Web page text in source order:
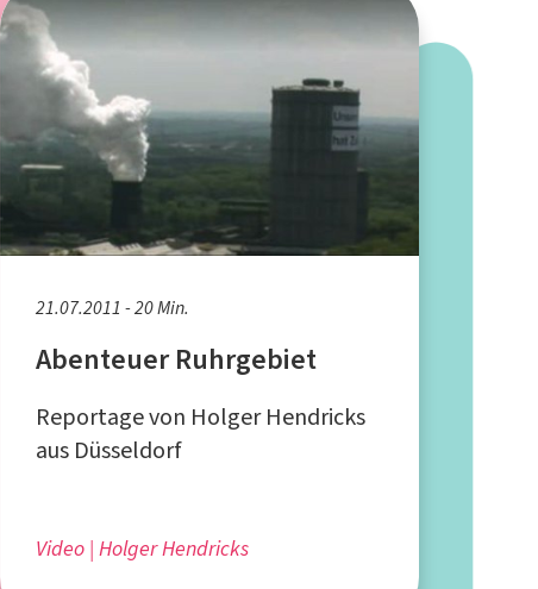
21.07.2011 - 20 Min.
Abenteuer Ruhrgebiet
Reportage von Holger Hendricks
aus Düsseldorf
Video Holger Hendricks